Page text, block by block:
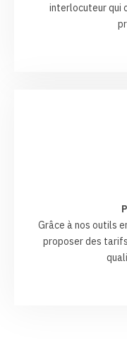
interlocuteur qui
Grâce à nos outils
proposer des